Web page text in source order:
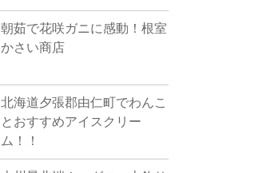
朝茹で花咲ガニに感動！根室
かさい商店
北海道夕張郡由仁町でわんこ
とおすすめアイスクリー
ム！！